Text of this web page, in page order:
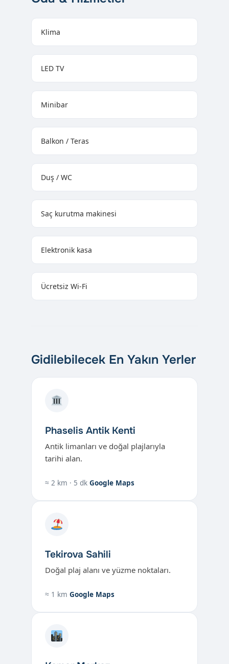
Klima
LED TV
Minibar
Balkon / Teras
Duş / WC
Saç kurutma makinesi
Elektronik kasa
Ücretsiz Wi-Fi
Gidilebilecek En Yakın Yerler
Phaselis Antik Kenti
Antik limanları ve doğal plajlarıyla
tarihi alan.
≈ 2 km · 5 dk Google Maps
Tekirova Sahili
Doğal plaj alanı ve yüzme noktaları.
≈ 1 km Google Maps